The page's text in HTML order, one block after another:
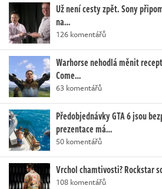
Už není cesty zpět. Sony
na…
126 komentářů
Warhorse nehodlá měnit
Come…
63 komentářů
Předobjednávky GTA 6 jsou
prezentace má…
50 komentářů
Vrchol chamtivosti? Rockstar
108 komentářů